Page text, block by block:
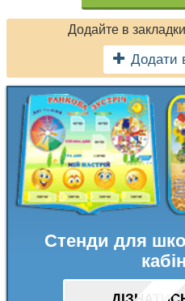
Додайте в
Додати
Стенди для